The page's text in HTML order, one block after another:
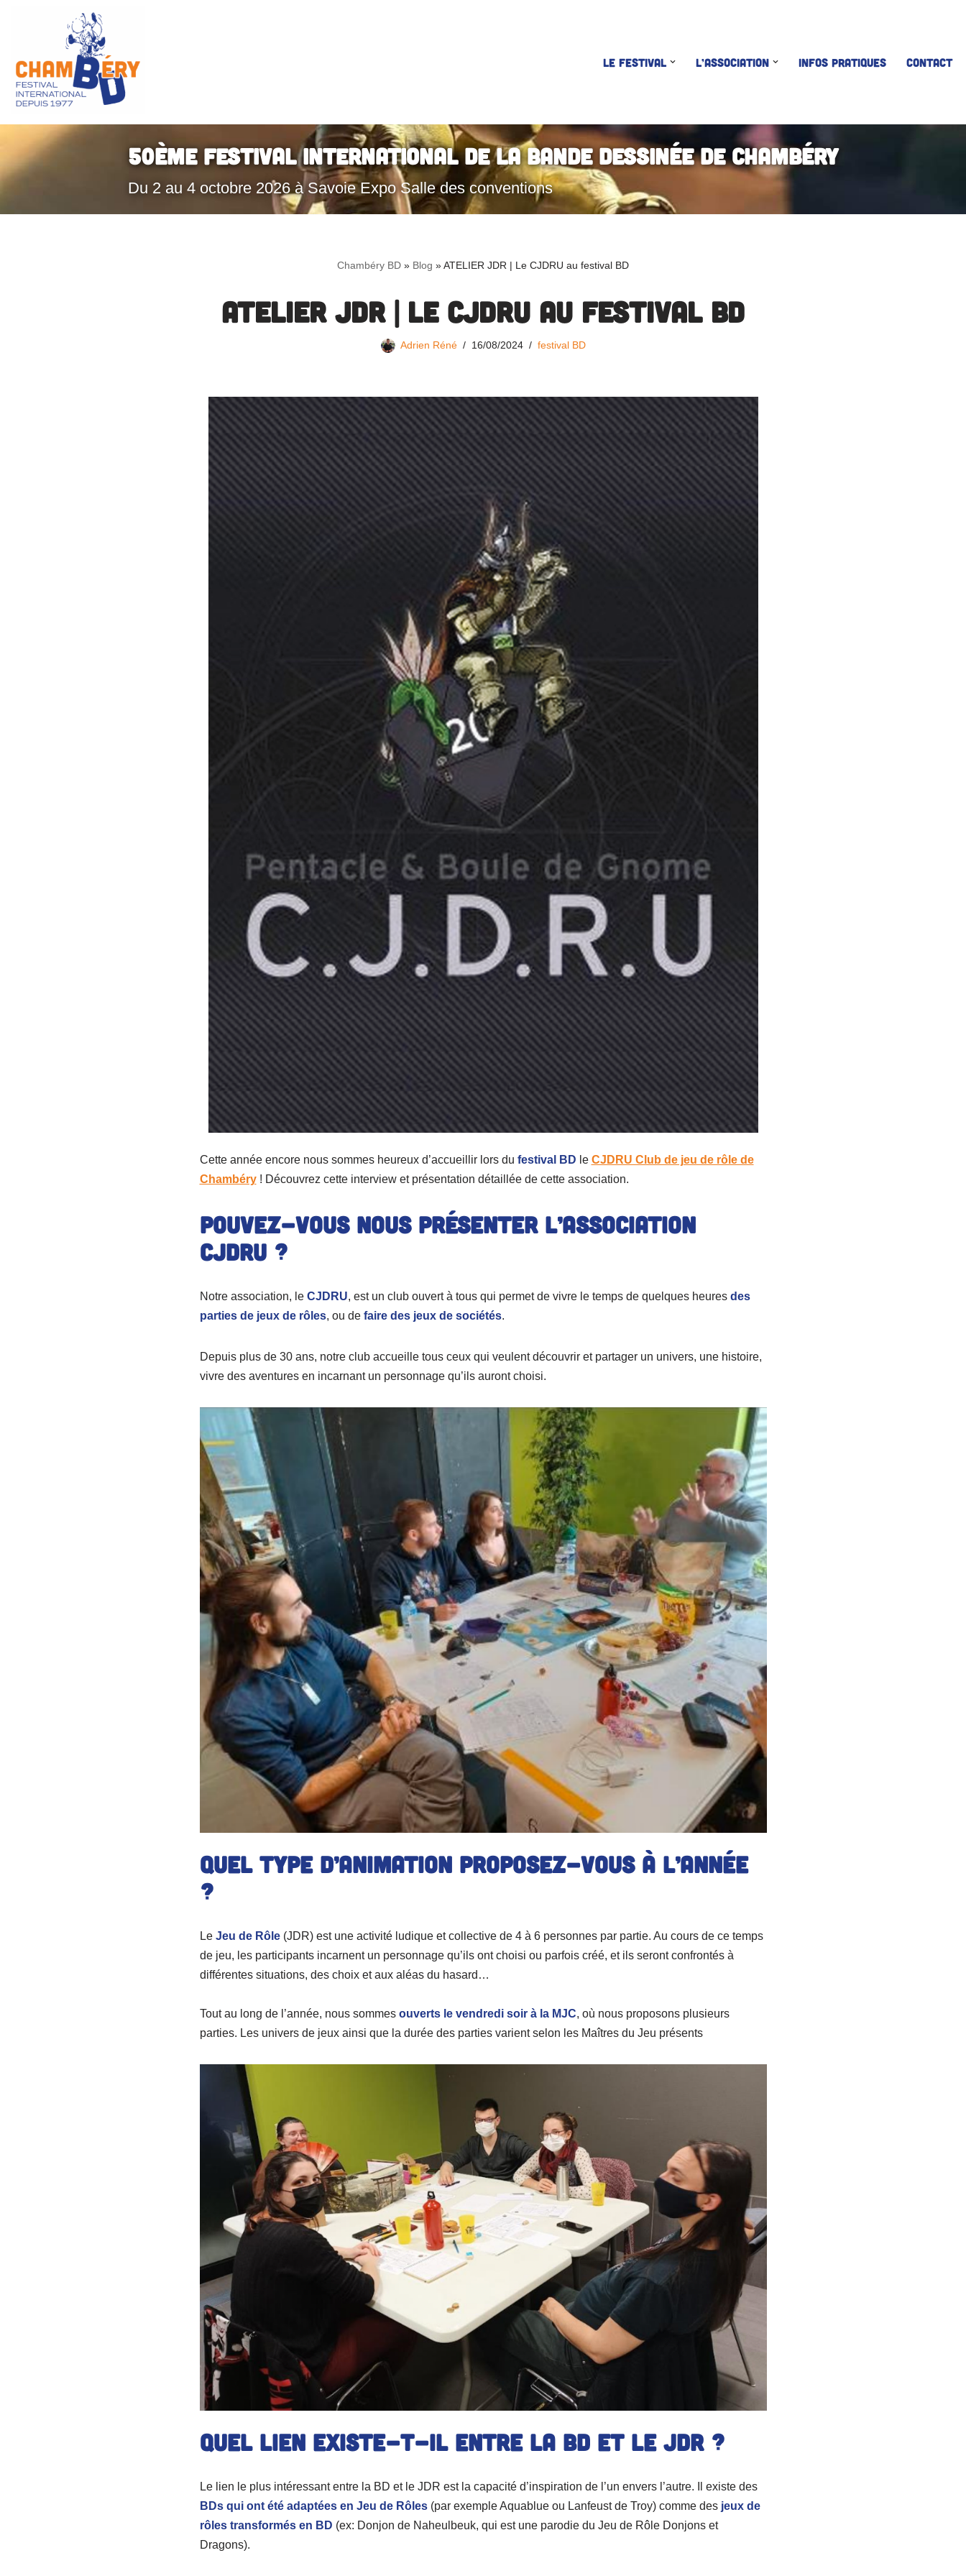
au
contenu
LE FESTIVAL L’ASSOCIATION INFOS PRATIQUES CONTACT
50ème Festival International de la Bande Dessinée de Chambéry
Du 2 au 4 octobre 2026 à Savoie Expo Salle des conventions
Chambéry BD » Blog »ATELIER JDR | Le CJDRU au festival BD
ATELIER JDR | Le CJDRU au festival BD
Adrien Réné 16/08/2024 festival BD
Cette année encore nous sommes heureux d’accueillir lors du festival BD le CJDRU Club de jeu de rôle de
Chambéry! Découvrez cette interview et présentation détaillée de cette association.
Pouvez-vous nous présenter l’association
CJDRU ?
Notre association, le CJDRU, est un club ouvert à tous qui permet de vivre le temps de quelques heures des
parties de jeux de rôles, ou de faire des jeux de sociétés.
Depuis plus de 30 ans, notre club accueille tous ceux qui veulent découvrir et partager un univers, une histoire,
vivre des aventures en incarnant un personnage qu’ils auront choisi.
Quel type d’animation proposez-vous à l’année
?
Le Jeu de Rôle (JDR) est une activité ludique et collective de 4 à 6 personnes par partie. Au cours de ce temps
de jeu, les participants incarnent un personnage qu’ils ont choisi ou parfois créé, et ils seront confrontés à
différentes situations, des choix et aux aléas du hasard…
Tout au long de l’année, nous sommes ouverts le vendredi soir à la MJC, où nous proposons plusieurs
parties. Les univers de jeux ainsi que la durée des parties varient selon les Maîtres du Jeu présents
Quel lien existe-t-il entre la BD et le JDR ?
Le lien le plus intéressant entre la BD et le JDR est la capacité d’inspiration de l’un envers l’autre. Il existe des
BDs qui ont été adaptées en Jeu de Rôles(par exemple Aquablue ou Lanfeust de Troy) comme des jeux de
rôles transformés en BD (ex: Donjon de Naheulbeuk, qui est une parodie du Jeu de Rôle Donjons et
Dragons).